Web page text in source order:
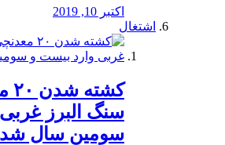
اکتبر 10, 2019
اشتغال
سنگ البرز
سومین سال شد